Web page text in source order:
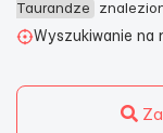
Taurandze
Wyszukiwanie na